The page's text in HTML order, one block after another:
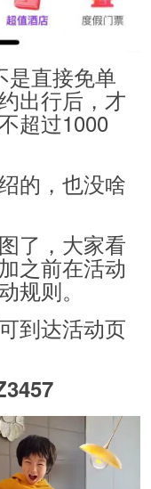
是直接免单
出行后，才
超过1000
的，也没啥
了，大家看
之前在活动
规则。
到达活动页